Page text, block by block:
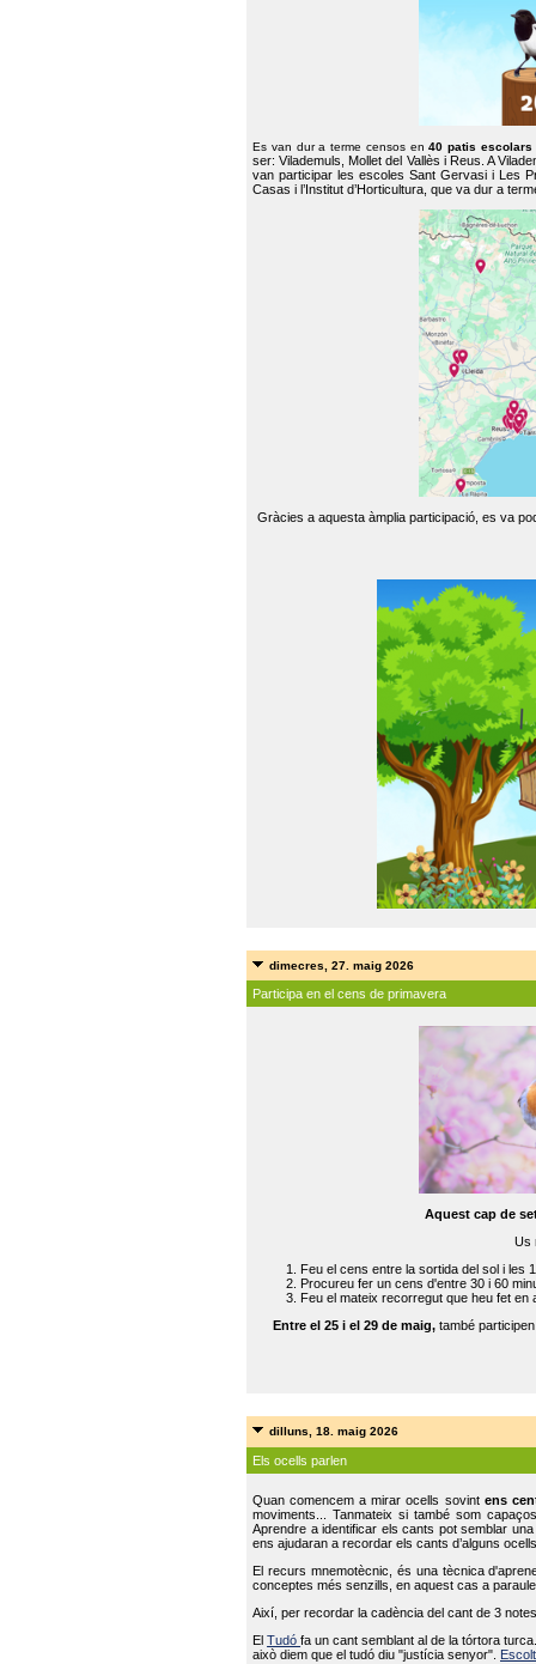
Es van dur a terme censos en40 patis escolars
ser: Vilademuls, Mollet del Vallès i Reus. A
van participar les escoles Sant Gervasi i Les
Casas i l’Institut d’Horticultura, que va dur a
Gràcies a aquesta àmplia participació, es va
dimecres, 27. maig 2026
Participa en el cens de primavera
Aquest cap de
Us
Feu el cens entre la sortida del sol i les
Procureu fer un cens d'entre 30 i 60
Feu el mateix recorregut que heu fet en
Entre el 25 i el 29 de maig, també
dilluns, 18. maig 2026
Els ocells parlen
Quan comencem a mirar ocells sovint ens
moviments... Tanmateix si també som
Aprendre a identificar els cants pot semblar
ens ajudaran a recordar els cants d’alguns
El recurs mnemotècnic, és una tècnica
conceptes més senzills, en aquest cas a
Així, per recordar la cadència del cant de 3
ElTudófa un cant semblant al de la tórtora
això diem que el tudó diu "justícia senyor".